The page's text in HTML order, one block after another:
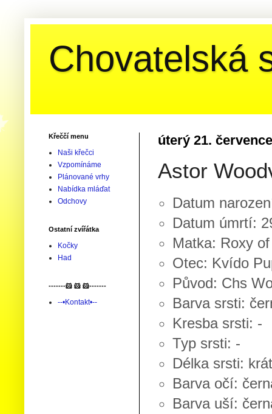
Chovatelská
úterý 21.
Astor
Datum
Datum úmrtí:
Matka: Roxy
Otec: Kvído
Původ: Chs
Barva srsti:
Kresba srsti: -
Typ srsti: -
Délka srsti:
Barva očí:
Barva uší:
Křeččí menu
Naši křečci
Vzpomínáme
Plánované vrhy
Nabídka mláďat
Odchovy
Ostatní zvířátka
Kočky
Had
-------🐹 🐹 🐹-------
--•Kontakt•--